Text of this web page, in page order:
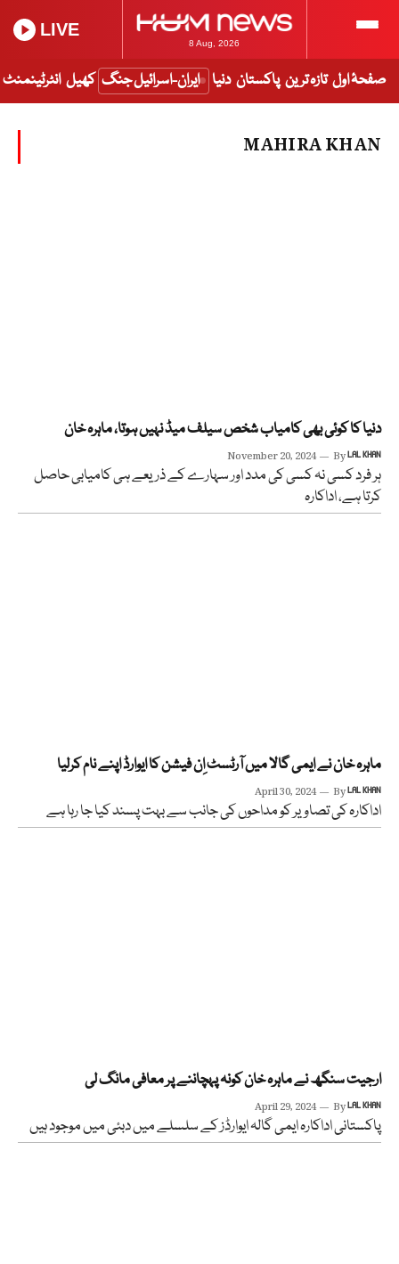
8 Aug, 2026
LIVE
صفحۂ اول تازہ ترین پاکستان دنیا ایران-اسرائیل جنگ کھیل انٹرٹینمنٹ
MAHIRA KHAN
دنیا کا کوئی بھی کامیاب شخص سیلف میڈ نہیں ہوتا، ماہرہ خان
November 20, 2024 ByLAL KHAN
ہر فرد کسی نہ کسی کی مدد اور سہارے کے ذریعے ہی کامیابی حاصل
کرتا ہے، اداکارہ
ماہرہ خان نے ایمی گالا میں آرٹسٹ اِن فیشن کا ایوارڈ اپنے نام کرلیا
April 30, 2024 ByLAL KHAN
اداکارہ کی تصاویر کو مداحوں کی جانب سے بہت پسند کیا جا رہا ہے
ارجیت سنگھ نے ماہرہ خان کونہ پہچاننے پر معافی مانگ لی
April 29, 2024 ByLAL KHAN
پاکستانی اداکارہ ایمی گالہ ایوارڈز کے سلسلے میں دبئی میں موجود ہیں